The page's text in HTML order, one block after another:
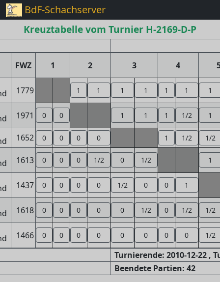
BdF-Schachserver
Kreuztabelle vom Turnier H-2169-D-P
FWZ 1 2 3 4
1779 1 1 1 1 1 1 1
1971 0 0 1 1 1 1/2 1
1652 0 0 0 0 1 1/2 1/2
1613 0 0 0 1/2 0 1/2 1
1437 0 0 0 0 1/2 0 0 1
1618 0 0 0 0 0 1/2 0 1/2 1/2
1466 0 0 0 0 0 0 0 0 1/2
Turnierende: 2010-12-22 ,
Beendete Partien: 42